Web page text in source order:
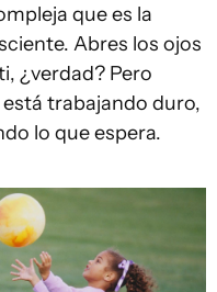
que es la
Abres los ojos
¿verdad? Pero
trabajando duro,
lo que espera.